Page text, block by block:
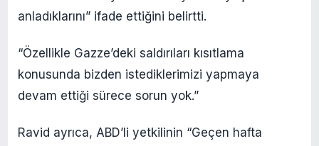
anladıklarını” ifade ettiğini belirtti.
“Özellikle Gazze’deki saldırıları kısıtlama
konusunda bizden istediklerimizi yapmaya
devam ettiği sürece sorun yok.”
Ravid ayrıca, ABD’li yetkilinin “Geçen hafta